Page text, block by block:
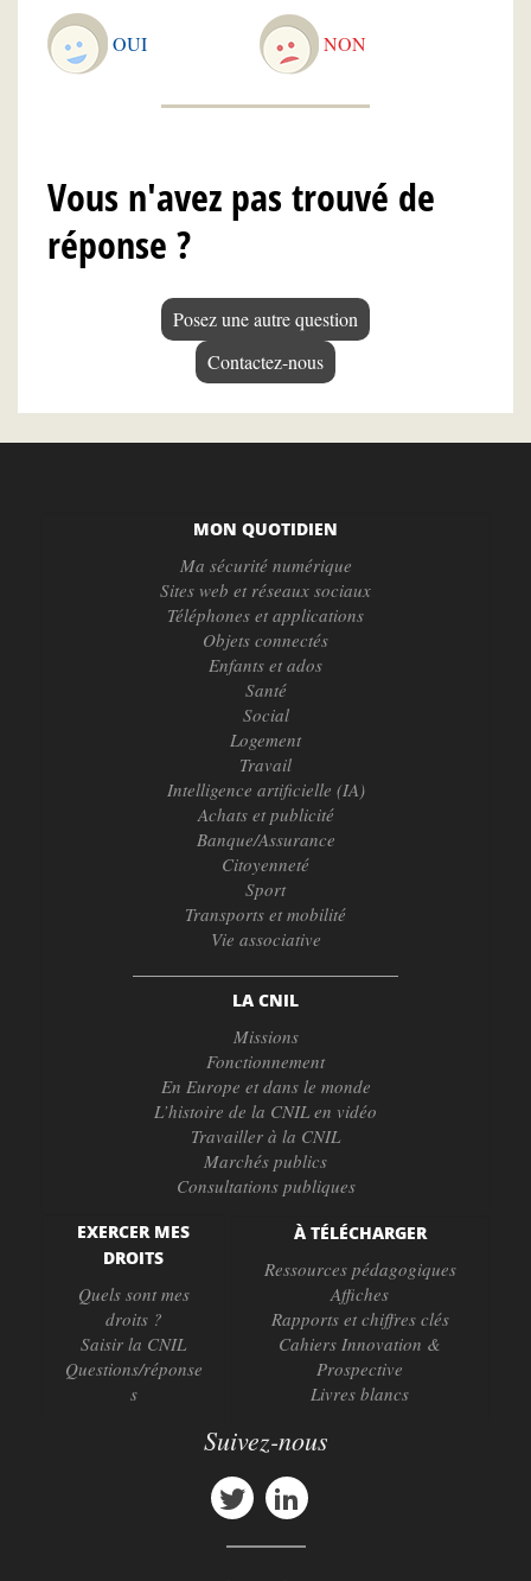
OUI NON
Vous n'avez pas trouvé de
réponse ?
Posez une autre question
Contactez-nous
MON QUOTIDIEN
Ma sécurité numérique
Sites web et réseaux sociaux
Téléphones et applications
Objets connectés
Enfants et ados
Santé
Social
Logement
Travail
Intelligence artificielle (IA)
Achats et publicité
Banque/Assurance
Citoyenneté
Sport
Transports et mobilité
Vie associative
LA CNIL
Missions
Fonctionnement
En Europe et dans le monde
L’histoire de la CNIL en vidéo
Travailler à la CNIL
Marchés publics
Consultations publiques
EXERCER MES
DROITS
Quels sont mes
droits ?
Saisir la CNIL
Questions/réponse
s
À TÉLÉCHARGER
Ressources pédagogiques
Affiches
Rapports et chiffres clés
Cahiers Innovation &
Prospective
Livres blancs
Suivez-nous